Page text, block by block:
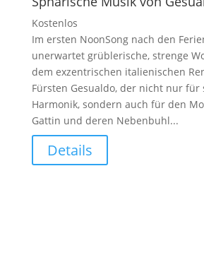
Kostenlos
Im ersten NoonSong nach den
unerwartet grüblerische, strenge
dem exzentrischen italienischen
Fürsten Gesualdo, der nicht nur für
Harmonik, sondern auch für den
Gattin und deren Nebenbuhl...
Details